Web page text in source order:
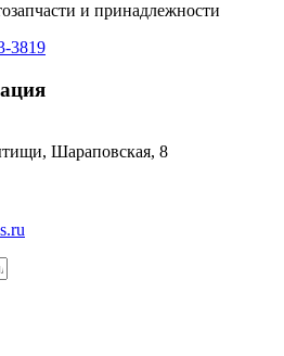
и принадлежности
3819
Шараповская, 8